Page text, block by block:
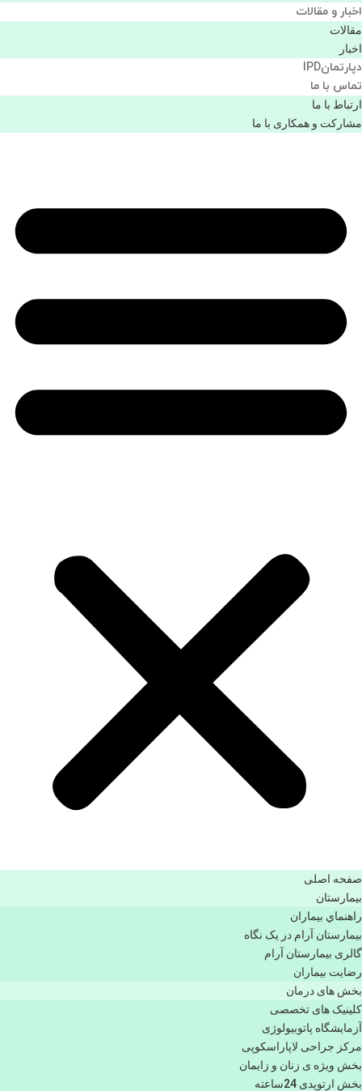
اخبار و مقالات
مقالات
اخبار
دپارتمانIPD
تماس با ما
ارتباط با ما
مشاركت و همكاری با ما
صفحه اصلی
بيمارستان
راهنماي بیماران
بیمارستان آرام در یک نگاه
گالری بیمارستان آرام
رضایت بیماران
بخش های درمان
کلینیک های تخصصی
آزمایشگاه پاتوبیولوژی
مرکز جراحی لاپاراسکوپی
بخش ویژه ی زنان و زایمان
بخش ارتوپدی 24ساعته